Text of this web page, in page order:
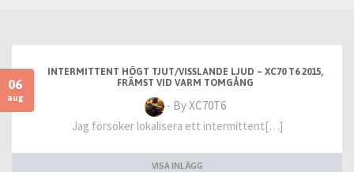
06
aug
INTERMITTENT HÖGT TJUT/VISSLANDE LJUD – XC70 T6 2015,
FRÄMST VID VARM TOMGÅNG
- By XC70T6
Jag försöker lokalisera ett intermittent[…]
VISA INLÄGG